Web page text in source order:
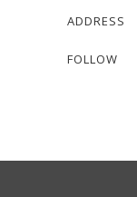
ADDRESS
FOLLOW